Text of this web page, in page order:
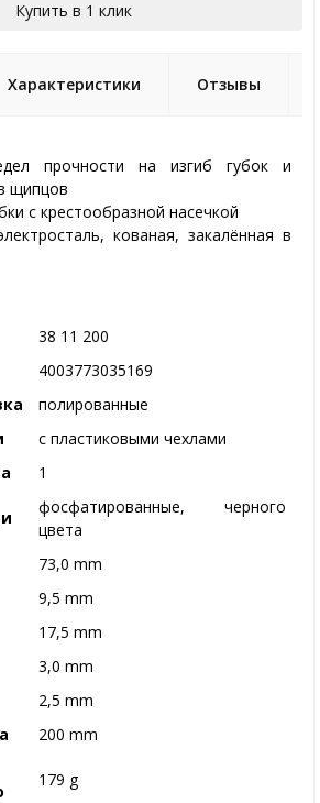
Купить в 1 клик
Характеристики Отзывы
прочности на изгиб губок и
щипцов
с крестообразной насечкой
кованая, закалённая в
38 11 200
4003773035169
полированные
с пластиковыми чехлами
1
фосфатированные, черного
цвета
73,0 mm
9,5 mm
17,5 mm
3,0 mm
2,5 mm
200 mm
179 g